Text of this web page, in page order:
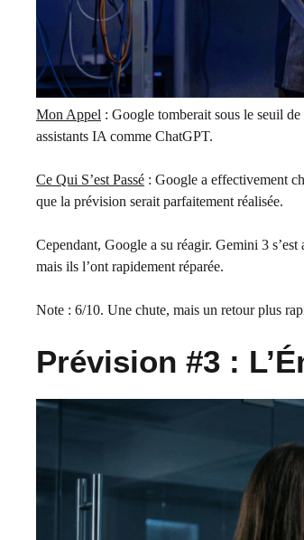
Mon Appel : Google tomberait sous le seuil
assistants IA comme ChatGPT.
Ce Qui S’est Passé : Google a effectivement
que la prévision serait parfaitement réalisée.
Cependant, Google a su réagir. Gemini 3
mais ils l’ont rapidement réparée.
Note : 6/10. Une chute, mais un retour plus
Prévision #3 :